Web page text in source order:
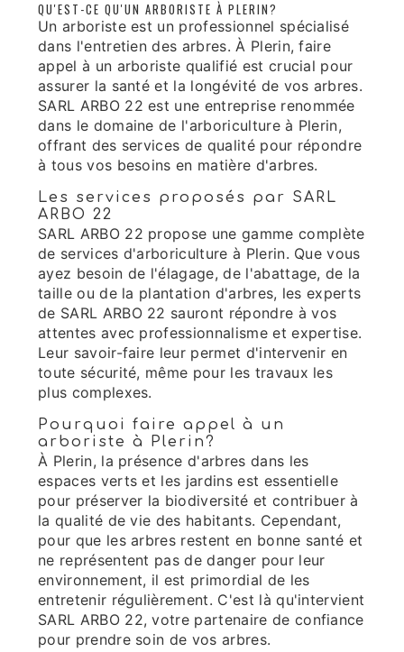
QU'EST-CE QU'UN ARBORISTE À PLERIN?
Un arboriste est un professionnel spécialisé
dans l'entretien des arbres. À Plerin, faire
appel à un arboriste qualifié est crucial pour
assurer la santé et la longévité de vos arbres.
SARL ARBO 22 est une entreprise renommée
dans le domaine de l'arboriculture à Plerin,
offrant des services de qualité pour répondre
à tous vos besoins en matière d'arbres.
Les services proposés par SARL
ARBO 22
SARL ARBO 22 propose une gamme complète
de services d'arboriculture à Plerin. Que vous
ayez besoin de l'élagage, de l'abattage, de la
taille ou de la plantation d'arbres, les experts
de SARL ARBO 22 sauront répondre à vos
attentes avec professionnalisme et expertise.
Leur savoir-faire leur permet d'intervenir en
toute sécurité, même pour les travaux les
plus complexes.
Pourquoi faire appel à un
arboriste à Plerin?
À Plerin, la présence d'arbres dans les
espaces verts et les jardins est essentielle
pour préserver la biodiversité et contribuer à
la qualité de vie des habitants. Cependant,
pour que les arbres restent en bonne santé et
ne représentent pas de danger pour leur
environnement, il est primordial de les
entretenir régulièrement. C'est là qu'intervient
SARL ARBO 22, votre partenaire de confiance
pour prendre soin de vos arbres.